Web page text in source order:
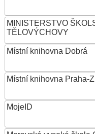
MINISTERSTVO
TĚLOVÝCHOVY
Místní knihovna Dobrá
Místní knihovna Praha-
MojeID